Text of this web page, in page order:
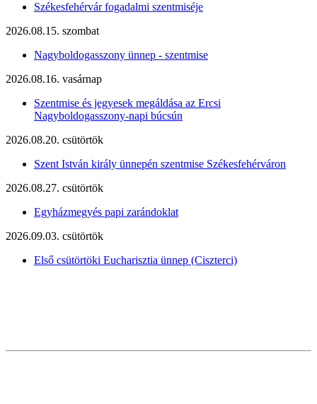
Székesfehérvár fogadalmi szentmiséje
2026.08.15. szombat
Nagyboldogasszony ünnep - szentmise
2026.08.16. vasárnap
Szentmise és jegyesek megáldása az Ercsi
Nagyboldogasszony-napi búcsún
2026.08.20. csütörtök
Szent István király ünnepén szentmise Székesfehérváron
2026.08.27. csütörtök
Egyházmegyés papi zarándoklat
2026.09.03. csütörtök
Első csütörtöki Eucharisztia ünnep (Ciszterci)